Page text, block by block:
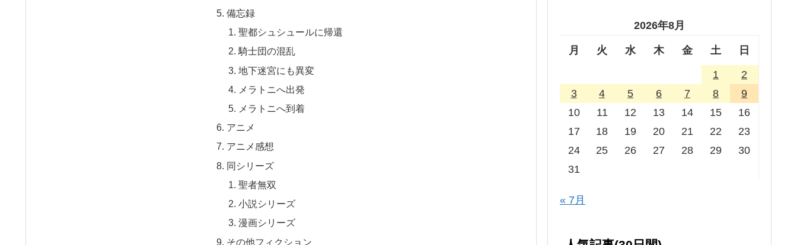
備忘録
聖都シュシュールに帰還
騎士団の混乱
地下迷宮にも異変
メラトニへ出発
メラトニへ到着
アニメ
アニメ感想
同シリーズ
聖者無双
小説シリーズ
漫画シリーズ
その他フィクション
2026年8月
月 火 水 木 金 土 日
1
2
3
4 5 6 7 8
9
10
11 12 13 14 15
16
17
18 19 20 21 22
23
24
25 26 27 28 29
30
31
« 7月